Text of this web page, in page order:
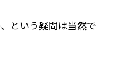
という疑問は当然で